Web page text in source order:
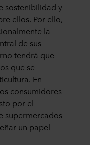
sostenibilidad y
ellos. Por ello,
la
de sus
tendrá que
que se
En
consumidores
por el
supermercados
un papel